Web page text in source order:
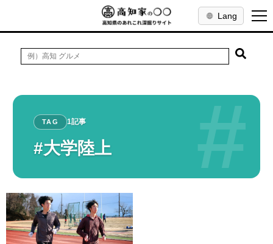
Lang
#
TAG 1記事
#大学陸上